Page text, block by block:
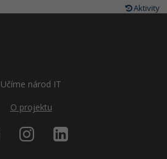
Aktivity
Učíme národ IT
O projektu